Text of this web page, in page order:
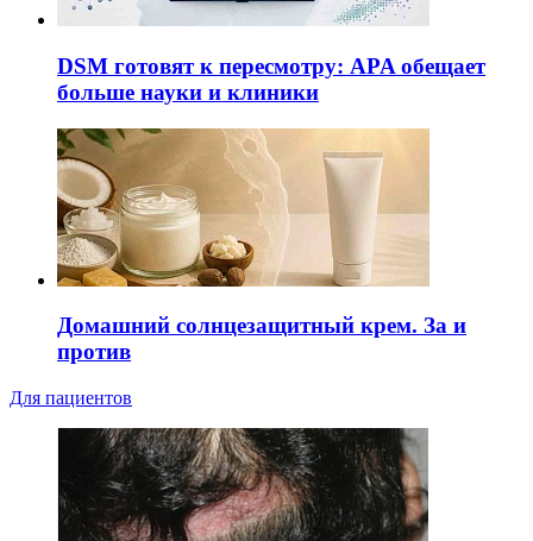
DSM готовят к пересмотру: APA обещает
больше науки и клиники
Домашний солнцезащитный крем. За и
против
Для пациентов